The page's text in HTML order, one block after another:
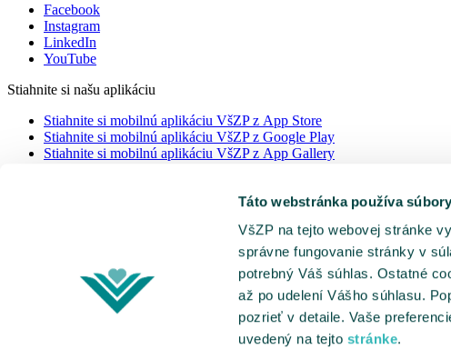
Táto webstránka používa
VšZP na tejto webovej stránke
správne fungovanie stránky v
potrebný Váš súhlas. Ostatné
až po udelení Vášho súhlasu.
pozrieť v detaile. Vaše
uvedený na tejto stránke.
Facebook
Instagram
LinkedIn
YouTube
Stiahnite si našu aplikáciu
Stiahnite si mobilnú aplikáciu VšZP z App Store
Stiahnite si mobilnú aplikáciu VšZP z Google Play
Stiahnite si mobilnú aplikáciu VšZP z App Gallery
Všeobecná zdravotná poisťovňa, a. s.